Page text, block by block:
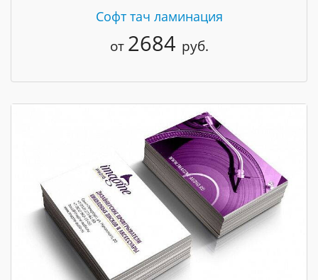
Cофт тач ламинация
от 2684 руб.